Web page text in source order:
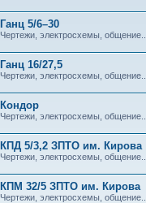
Ганц 5/6–30
Чертежи, электросхемы, общение...
Ганц 16/27,5
Чертежи, электросхемы, общение...
Кондор
Чертежи, электросхемы, общение...
КПД 5/3,2 ЗПТО им. Кирова
Чертежи, электросхемы, общение...
КПМ 32/5 ЗПТО им. Кирова
Чертежи, электросхемы, общение...